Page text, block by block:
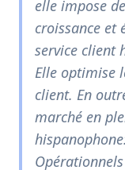
elle impose
croissance et
service client
Elle optimise
client. En
marché en